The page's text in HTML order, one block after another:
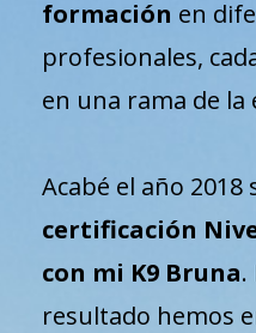
formación en
profesionales,
en una rama de la
Acabé el año 2018
certificación
con mi K9 Bruna.
resultado hemos